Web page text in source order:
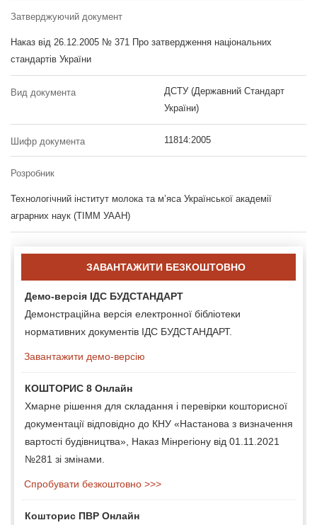
Затверджуючий документ
Наказ від 26.12.2005 № 371 Про затвердження національних
стандартів України
Вид документа
ДСТУ (Державний Стандарт
України)
Шифр документа 11814:2005
Розробник
Технологічний інститут молока та м’яса Української академії
аграрних наук (ТІММ УААН)
ЗАВАНТАЖИТИ БЕЗКОШТОВНО
Демо-версія ІДС БУДСТАНДАРТ
Демонстраційна версія електронної бібліотеки
нормативних документів ІДС БУДСТАНДАРТ.
Завантажити демо-версію
КОШТОРИС 8 Онлайн
Хмарне рішення для складання і перевірки кошторисної
документації відповідно до КНУ «Настанова з визначення
вартості будівництва», Наказ Мінрегіону від 01.11.2021
№281 зі змінами.
Спробувати безкоштовно >>>
Кошторис ПВР Онлайн